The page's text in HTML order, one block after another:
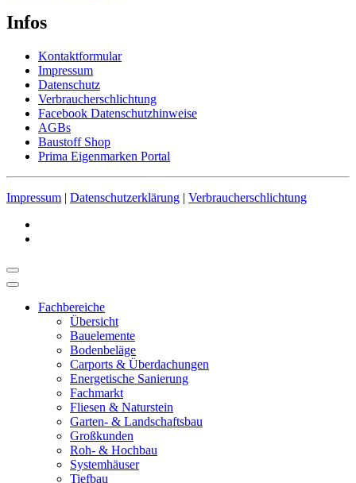
Infos
Kontaktformular
Impressum
Datenschutz
Verbraucherschlichtung
Facebook Datenschutzhinweise
AGBs
Baustoff Shop
Prima Eigenmarken Portal
Impressum | Datenschutzerklärung | Verbraucherschlichtung
Fachbereiche
Übersicht
Bauelemente
Bodenbeläge
Carports & Überdachungen
Energetische Sanierung
Fachmarkt
Fliesen & Naturstein
Garten- & Landschaftsbau
Großkunden
Roh- & Hochbau
Systemhäuser
Tiefbau